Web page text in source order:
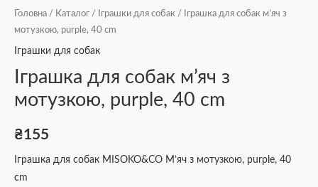
Головна / Каталог / Іграшки для собак / Іграшка для собак м’яч з
мотузкою, purple, 40 cm
Іграшки для собак
Іграшка для собак м’яч з
мотузкою, purple, 40 cm
₴155
Іграшка для собак MISOKO&CO М’яч з мотузкою, purple, 40
cm